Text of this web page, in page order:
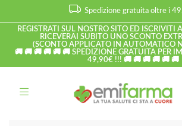
Spedizione gratuita oltre i
REGISTRATI SUL NOSTRO SITO ED ISCRIVITI
RICEVERAI SUBITO UNO SCONTO
(SCONTO APPLICATO IN AUTOMATICO
🚚 🚚 🚚 🚚 🚚 🚚 SPEDIZIONE GRATUITA PER
49,90€ !!! 🚚 🚚 🚚 🚚 🚚 🚚